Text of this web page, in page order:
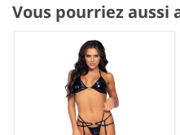
Vous pourriez aussi